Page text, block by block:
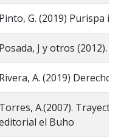
Pinto, G. (2019) Purispa
Posada, J y otros (2012).
Rivera, A. (2019)
Torres, A.(2007).
el Buho